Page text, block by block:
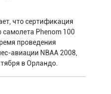
что сертификация
самолета Phenom 100
проведения
авиации NBAA 2008,
в Орландо.